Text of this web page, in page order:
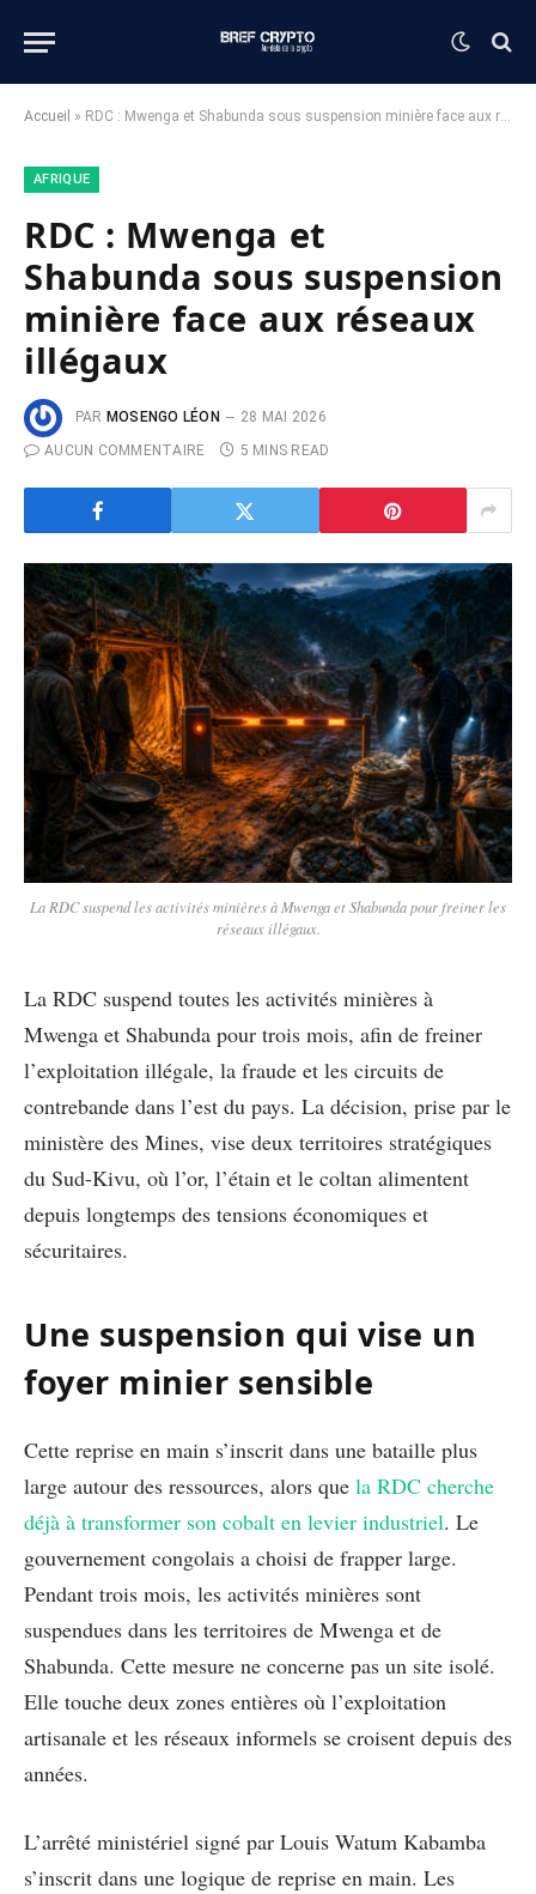
Accueil » RDC : Mwenga et Shabunda sous suspension minière face aux réseaux illégaux
AFRIQUE
RDC : Mwenga et
Shabunda sous suspension
minière face aux réseaux
illégaux
PAR MOSENGO LÉON
28 MAI 2026
AUCUN COMMENTAIRE
5 MINS READ
La RDC suspend les activités minières à Mwenga et Shabunda pour freiner les
réseaux illégaux.
La RDC suspend toutes les activités minières à
Mwenga et Shabunda pour trois mois, afin de freiner
l’exploitation illégale, la fraude et les circuits de
contrebande dans l’est du pays. La décision, prise par le
ministère des Mines, vise deux territoires stratégiques
du Sud-Kivu, où l’or, l’étain et le coltan alimentent
depuis longtemps des tensions économiques et
sécuritaires.
Une suspension qui vise un
foyer minier sensible
Cette reprise en main s’inscrit dans une bataille plus
large autour des ressources, alors que la RDC cherche
déjà à transformer son cobalt en levier industriel. Le
gouvernement congolais a choisi de frapper large.
Pendant trois mois, les activités minières sont
suspendues dans les territoires de Mwenga et de
Shabunda. Cette mesure ne concerne pas un site isolé.
Elle touche deux zones entières où l’exploitation
artisanale et les réseaux informels se croisent depuis des
années.
L’arrêté ministériel signé par Louis Watum Kabamba
s’inscrit dans une logique de reprise en main. Les